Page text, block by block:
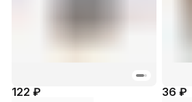
122 ₽ 36 ₽